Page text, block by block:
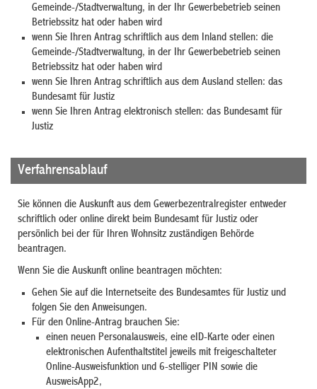
Gemeinde-/Stadtverwaltung, in der Ihr Gewerbebetrieb seinen
Betriebssitz hat oder haben wird
wenn Sie Ihren Antrag schriftlich aus dem Inland stellen: die
Gemeinde-/Stadtverwaltung, in der Ihr Gewerbebetrieb seinen
Betriebssitz hat oder haben wird
wenn Sie Ihren Antrag schriftlich aus dem Ausland stellen: das
Bundesamt für Justiz
wenn Sie Ihren Antrag elektronisch stellen: das Bundesamt für
Justiz
Verfahrensablauf
Sie können die Auskunft aus dem Gewerbezentralregister entweder
schriftlich oder online direkt beim Bundesamt für Justiz oder
persönlich bei der für Ihren Wohnsitz zuständigen Behörde
beantragen.
Wenn Sie die Auskunft online beantragen möchten:
Gehen Sie auf die Internetseite des Bundesamtes für Justiz und
folgen Sie den Anweisungen.
Für den Online-Antrag brauchen Sie:
einen neuen Personalausweis, eine eID-Karte oder einen
elektronischen Aufenthaltstitel jeweils mit freigeschalteter
Online-Ausweisfunktion und 6-stelliger PIN sowie die
AusweisApp2,